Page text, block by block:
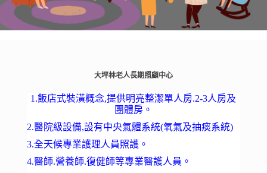
大坪林老人長期照顧中心
1.飯店式裝潢概念,提供明亮整潔單人房.2-3人房及
團體房。
2.醫院級設備,設有中央氣體系統(氧氣及抽痰系統)
3.全天候專業護理人員照護。
4.醫師.營養師.復健師等專業醫護人員。